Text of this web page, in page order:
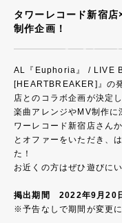
PROFILE
DISCOGRAPHY
GOODS
タワーレコード新宿
制作企画！
AL『Euphoria』 / LIVE
[HEARTBREAKER]』の
店とのコラボ企画が決定
楽曲アレンジやMV制作に
ワーレコード新宿店さん
とオファーをいただき、
た！
お近くの方はぜひ遊びに
掲出期間 2022年9月20
※予告なしで期間が変更